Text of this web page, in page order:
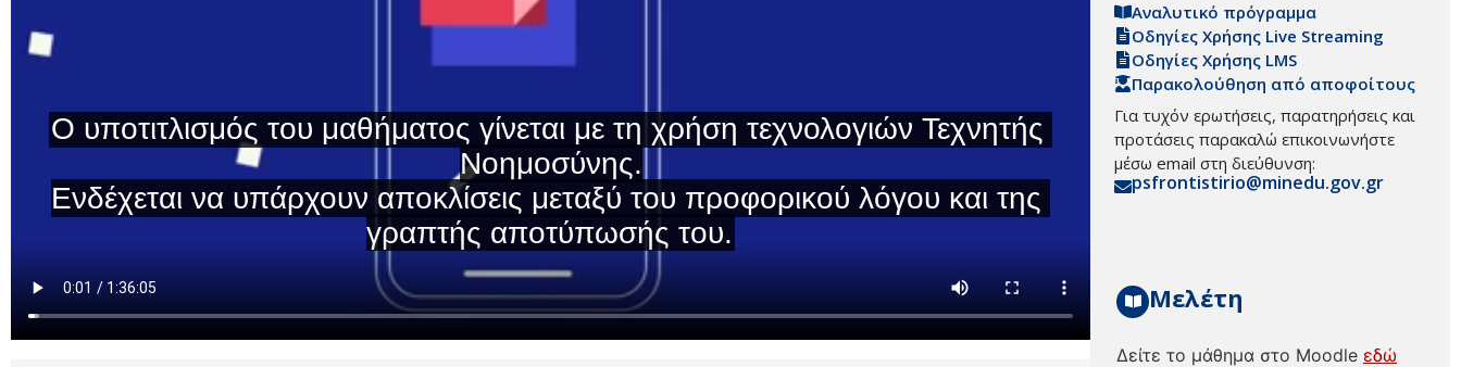
Αναλυτικό πρόγραμμα
Οδηγίες Χρήσης Live Streaming
Οδηγίες Χρήσης LMS
Παρακολούθηση από αποφοίτους
Για τυχόν ερωτήσεις, παρατηρήσεις και
προτάσεις παρακαλώ επικοινωνήστε
μέσω email στη διεύθυνση:
psfrontistirio@minedu.gov.gr
Μελέτη
Δείτε το μάθημα στο Moodle εδώ